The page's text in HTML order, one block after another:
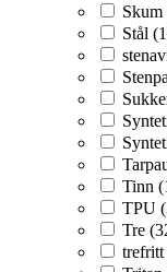
Skum
Stål
Tinn
TPU
Tre
trefritt